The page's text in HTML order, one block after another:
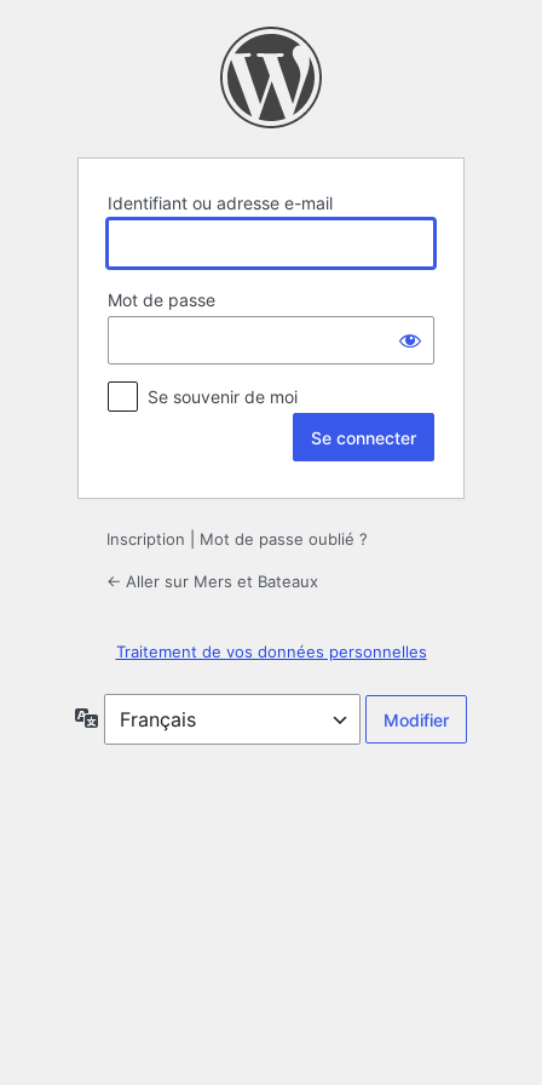
Identifiant ou adresse e-mail
Mot de passe
Se souvenir de moi
Inscription Mot de passe oublié ?
← Aller sur Mers et Bateaux
Traitement de vos données personnelles
Langue